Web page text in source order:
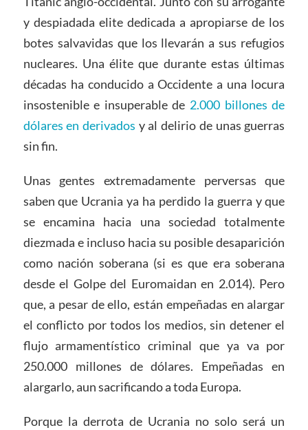
y despiadada elite dedicada a apropiarse de los
botes salvavidas que los llevarán a sus refugios
nucleares. Una élite que durante estas últimas
décadas ha conducido a Occidente a una locura
insostenible e insuperable de 2.000 billones de
dólares en derivados y al delirio de unas guerras
sin fin.
Unas gentes extremadamente perversas que
saben que Ucrania ya ha perdido la guerra y que
se encamina hacia una sociedad totalmente
diezmada e incluso hacia su posible desaparición
como nación soberana (si es que era soberana
desde el Golpe del Euromaidan en 2.014). Pero
que, a pesar de ello, están empeñadas en alargar
el conflicto por todos los medios, sin detener el
flujo armamentístico criminal que ya va por
250.000 millones de dólares. Empeñadas en
alargarlo, aun sacrificando a toda Europa.
Porque la derrota de Ucrania no solo será un